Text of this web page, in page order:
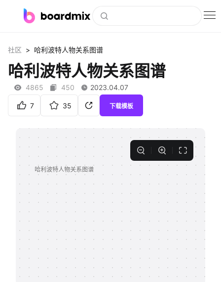
社区资源
下载
私有化部署
客户案例
支持
帮助中心
社区 > 哈利波特人物关系图谱
哈利波特人物关系图谱
4865 450 2023.04.07
7 35 下载模板